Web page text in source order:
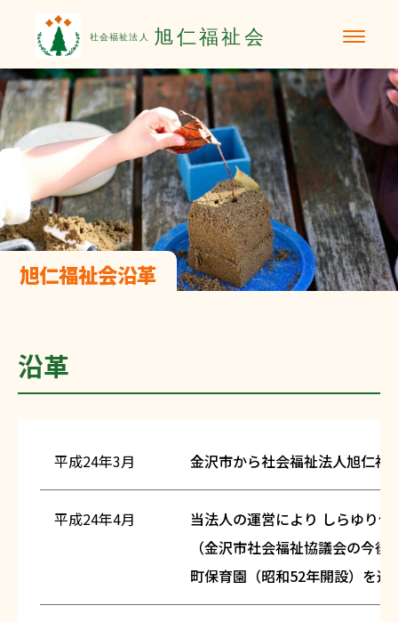
ホーム しらゆり保育園 旭町保育園
旭仁福祉会沿革
沿革
平成24年3月 金沢市から社会福祉法人旭仁福
平成24年4月
当法人の運営により しらゆり
（金沢市社会福祉協議会の今
町保育園（昭和52年開設）を